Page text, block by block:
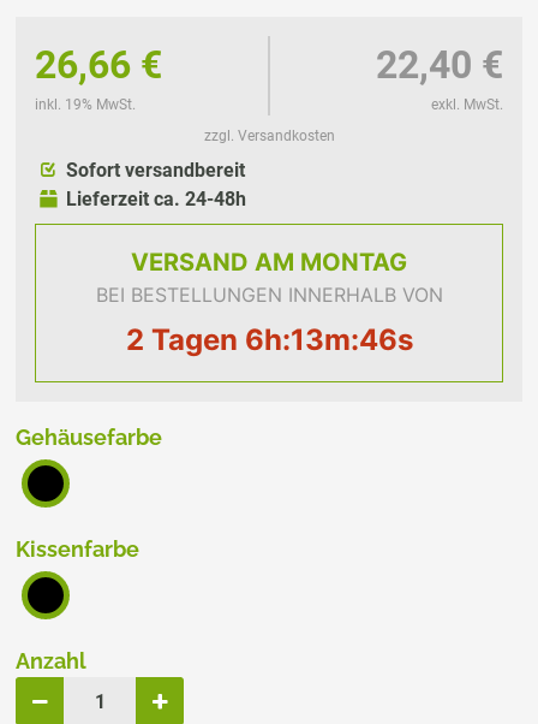
26,66 €
inkl. 19% MwSt.
22,40 €
exkl. MwSt.
zzgl. Versandkosten
Sofort versandbereit
Lieferzeit ca. 24-48h
VERSAND AM MONTAG
BEI BESTELLUNGEN INNERHALB VON
2 Tagen 6h:13m:46s
Gehäusefarbe
Kissenfarbe
Anzahl